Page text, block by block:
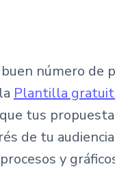
número
Plantilla
tus
de tu
y